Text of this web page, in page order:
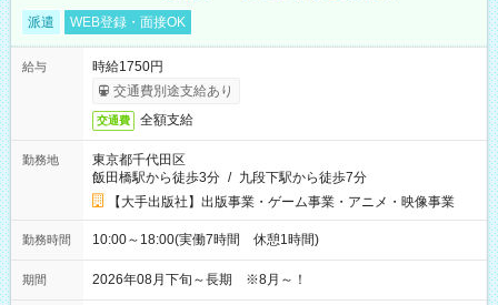
派遣 WEB登録・面接OK
給与
時給1750円
交通費別途支給あり
交通費 全額支給
勤務地
東京都千代田区
飯田橋駅から徒歩3分 / 九段下駅から徒歩7分
【大手出版社】出版事業・ゲーム事業・アニメ・映像事業
勤務時間 10:00～18:00(実働7時間 休憩1時間)
期間 2026年08月下旬～長期 ※8月～！